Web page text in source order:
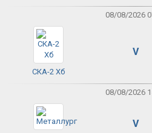
08/08/2026
СКА-2 Хб
V
08/08/2026
V